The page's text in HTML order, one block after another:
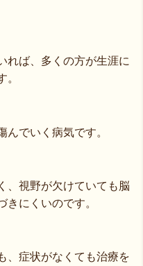
れば、多くの方が生涯に
。
んでいく病気です。
、視野が欠けていても脳
きにくいのです。
、症状がなくても治療を